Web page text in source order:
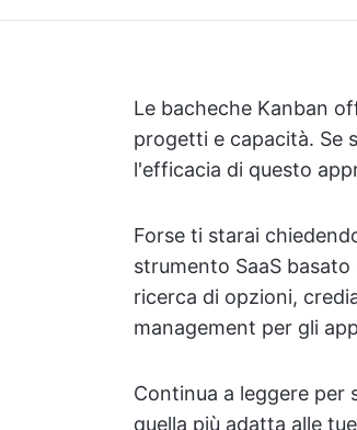
Le bacheche Kanban
progetti e capacità. Se
l'efficacia di questo
Forse ti starai
strumento SaaS
ricerca di opzioni,
management per gli
Continua a leggere per
quella più adatta alle